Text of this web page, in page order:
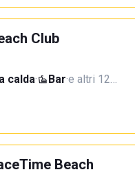
Club
calda· Bar·e altri 12…
Beach